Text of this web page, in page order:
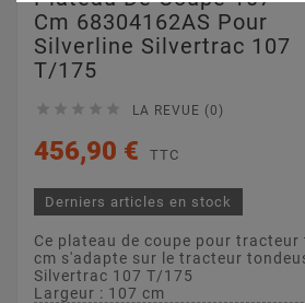
Cm 68304162AS Pour
Silverline Silvertrac 107
T/175
     LA REVUE (0)
456,90 € TTC
Derniers articles en stock
Ce plateau de coupe pour tracteur
cm s'adapte sur le tracteur
Silvertrac 107 T/175
Largeur : 107 cm